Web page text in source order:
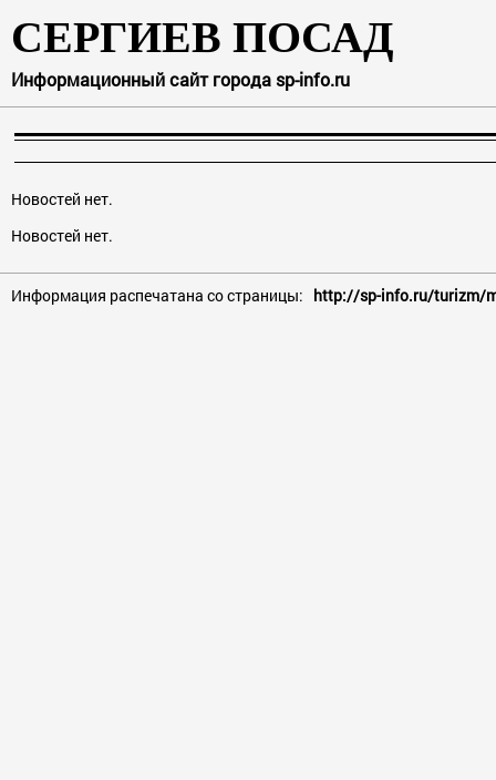
СЕРГИЕВ ПОСАД
Информационный сайт города sp-info.ru
Новостей нет.
Новостей нет.
Информация распечатана со страницы: http://sp-info.ru/turizm/